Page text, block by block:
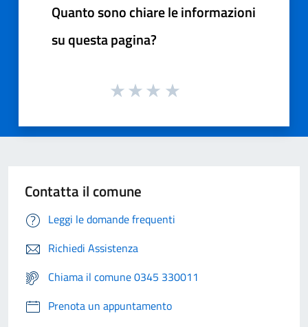
Quanto sono chiare le informazioni
su questa pagina?
Contatta il comune
Leggi le domande frequenti
Richiedi Assistenza
Chiama il comune 0345 330011
Prenota un appuntamento